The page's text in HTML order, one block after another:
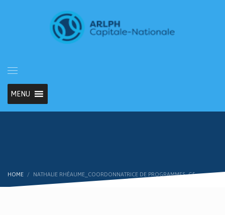
MENU
HOME NATHALIE RHÉAUME_COORDONNATRICE DE PROGRAMMES_GF